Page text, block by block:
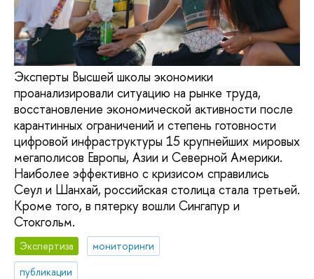
Эксперты Высшей школы экономики
проанализировали ситуацию на рынке труда,
восстановление экономической активности после
карантинных ограничений и степень готовности
цифровой инфраструктуры 15 крупнейших мировых
мегаполисов Европы, Азии и Северной Америки.
Наиболее эффективно с кризисом справились
Сеул и Шанхай, российская столица стала третьей.
Кроме того, в пятерку вошли Сингапур и
Стокгольм.
Экспертиза
мониторинги
публикации